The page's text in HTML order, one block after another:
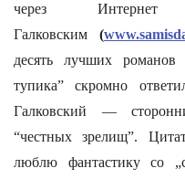
через
Галковским (
десять лучших
тупика” скромно
Галковский —
“честных зрелищ”.
люблю фантастику со